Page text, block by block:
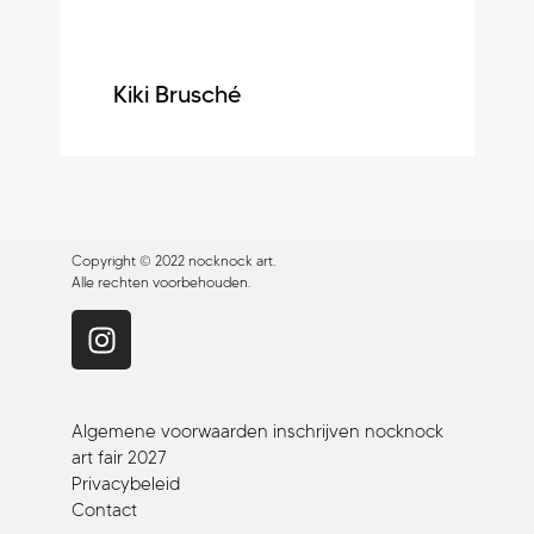
Kiki Brusché
Copyright © 2022 nocknock art.
Alle rechten voorbehouden.
Algemene voorwaarden inschrijven nocknock
art fair 2027
Privacybeleid
Contact